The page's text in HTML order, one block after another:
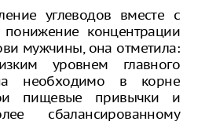
углеводов вместе с
концентрации
мужчины, она отметила:
уровнем главного
необходимо в корне
пищевые привычки и
сбалансированному